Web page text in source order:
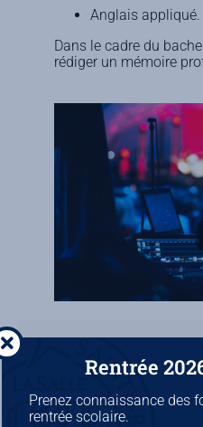
Anglais appliqué.
Dans le cadre du
rédiger un mémoire
Rentrée
Prenez connaissance des
rentrée scolaire.